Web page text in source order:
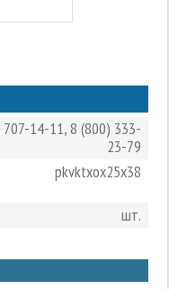
707-14-11,8 (800) 333-
23-79
pkvktxox25x38
шт.